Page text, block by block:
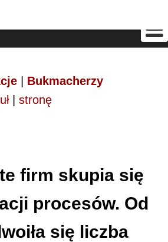
Bukmacherzy
| stronę
firm skupia się
procesów. Od
się liczba